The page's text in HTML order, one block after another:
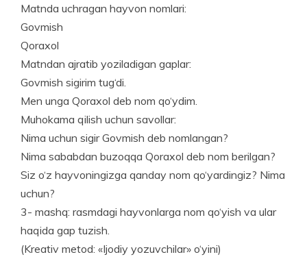
Matnda uchragan hayvon nomlari:
Govmish
Qoraxol
Matndan ajratib yoziladigan gaplar:
Govmish sigirim tug‘di.
Men unga Qoraxol deb nom qo‘ydim.
Muhokama qilish uchun savollar:
Nima uchun sigir Govmish deb nomlangan?
Nima sababdan buzoqqa Qoraxol deb nom berilgan?
Siz o‘z hayvoningizga qanday nom qo‘yardingiz? Nima
uchun?
3- mashq: rasmdagi hayvonlarga nom qo‘yish va ular
haqida gap tuzish.
(Kreativ metod: «Ijodiy yozuvchilar» o‘yini)